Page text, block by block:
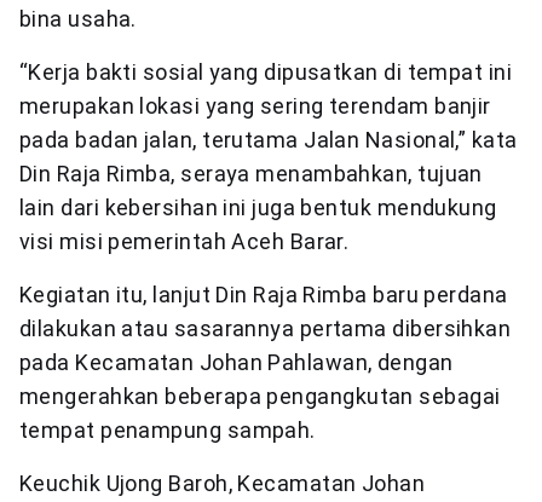
bina usaha.
“Kerja bakti sosial yang dipusatkan di tempat ini
merupakan lokasi yang sering terendam banjir
pada badan jalan, terutama Jalan Nasional,” kata
Din Raja Rimba, seraya menambahkan, tujuan
lain dari kebersihan ini juga bentuk mendukung
visi misi pemerintah Aceh Barar.
Kegiatan itu, lanjut Din Raja Rimba baru perdana
dilakukan atau sasarannya pertama dibersihkan
pada Kecamatan Johan Pahlawan, dengan
mengerahkan beberapa pengangkutan sebagai
tempat penampung sampah.
Keuchik Ujong Baroh, Kecamatan Johan